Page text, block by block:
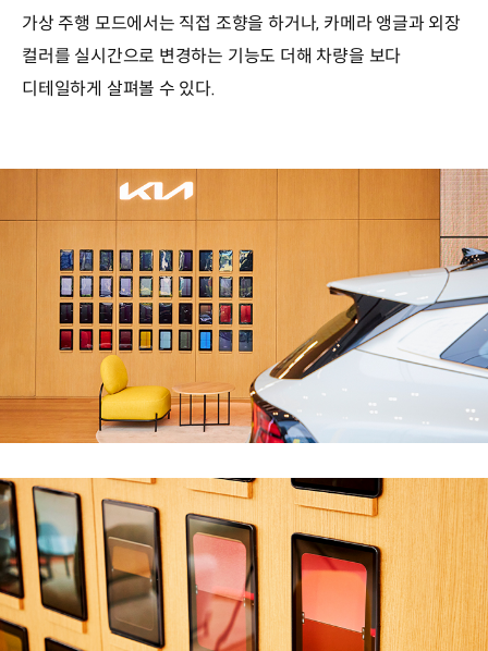
가상 주행 모드에서는 직접 조향을 하거나, 카메라 앵글과 외장
컬러를 실시간으로 변경하는 기능도 더해 차량을 보다
디테일하게 살펴볼 수 있다.